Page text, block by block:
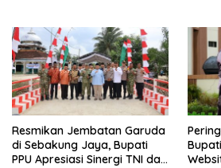
Resmikan Jembatan Garuda
di Sebakung Jaya, Bupati
PPU Apresiasi Sinergi TNI dan